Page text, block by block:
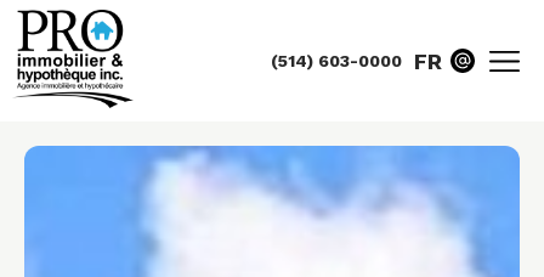
(514) 603-0000 FR